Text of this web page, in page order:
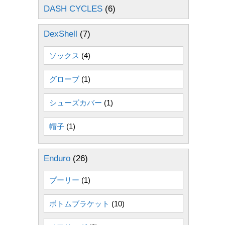
DASH CYCLES (6)
DexShell (7)
ソックス (4)
グローブ (1)
シューズカバー (1)
帽子 (1)
Enduro (26)
プーリー (1)
ボトムブラケット (10)